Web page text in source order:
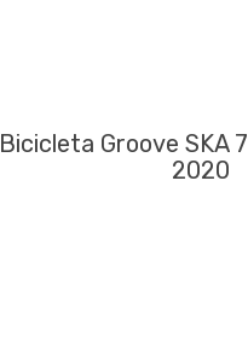
Bicicleta Groove SKA
2020